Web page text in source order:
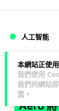
本網站正使
我們使用
我們的網站
策 。
人工智能
Lawton
貨運火
Aero